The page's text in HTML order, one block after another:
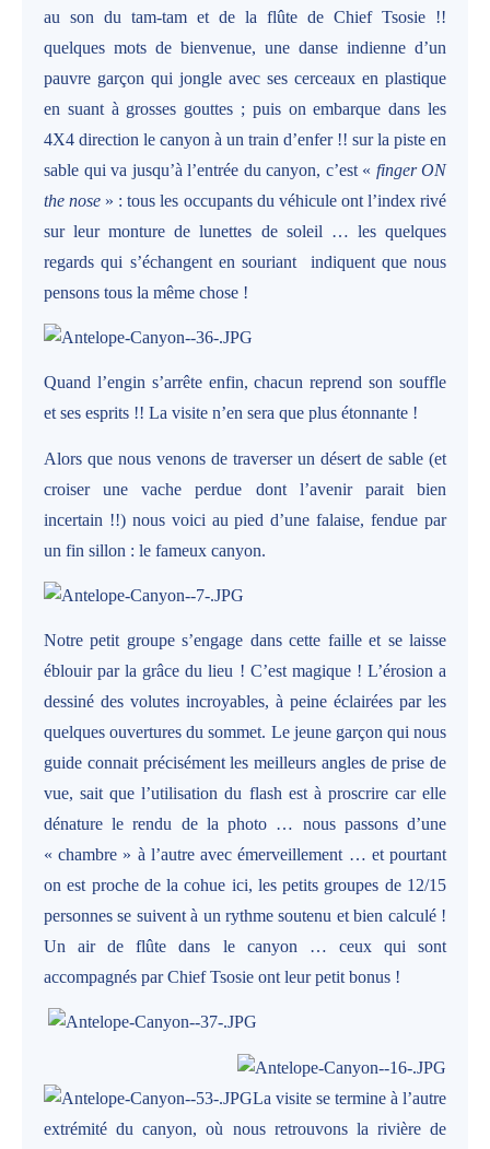
au son du tam-tam et de la flûte de Chief Tsosie !!
quelques mots de bienvenue, une danse indienne d’un
pauvre garçon qui jongle avec ses cerceaux en plastique
en suant à grosses gouttes ; puis on embarque dans les
4X4 direction le canyon à un train d’enfer !! sur la piste en
sable qui va jusqu’à l’entrée du canyon, c’est « finger ON
the nose » : tous les occupants du véhicule ont l’index rivé
sur leur monture de lunettes de soleil … les quelques
regards qui s’échangent en souriant
indiquent que nous
pensons tous la même chose !
Quand l’engin s’arrête enfin, chacun reprend son souffle
et ses esprits !! La visite n’en sera que plus étonnante !
Alors que nous venons de traverser un désert de sable (et
croiser une vache perdue dont l’avenir parait bien
incertain !!) nous voici au pied d’une falaise, fendue par
un fin sillon : le fameux canyon.
Notre petit groupe s’engage dans cette faille et se laisse
éblouir par la grâce du lieu ! C’est magique ! L’érosion a
dessiné des volutes incroyables, à peine éclairées par les
quelques ouvertures du sommet. Le jeune garçon qui nous
guide connait précisément les meilleurs angles de prise de
vue, sait que l’utilisation du flash est à proscrire car elle
dénature le rendu de la photo … nous passons d’une
« chambre » à l’autre avec émerveillement … et pourtant
on est proche de la cohue ici, les petits groupes de 12/15
personnes se suivent à un rythme soutenu et bien calculé !
Un air de flûte dans le canyon … ceux qui sont
accompagnés par Chief Tsosie ont leur petit bonus !
La visite se termine à l’autre
extrémité du canyon, où nous retrouvons la rivière de